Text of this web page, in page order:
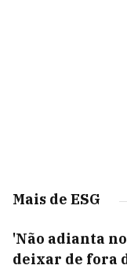
Mais de ESG
'Não adianta
deixar de fora